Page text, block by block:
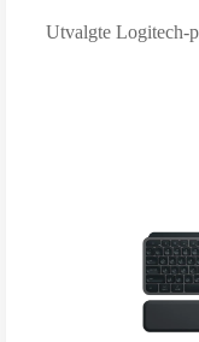
Utvalgte Logitech-